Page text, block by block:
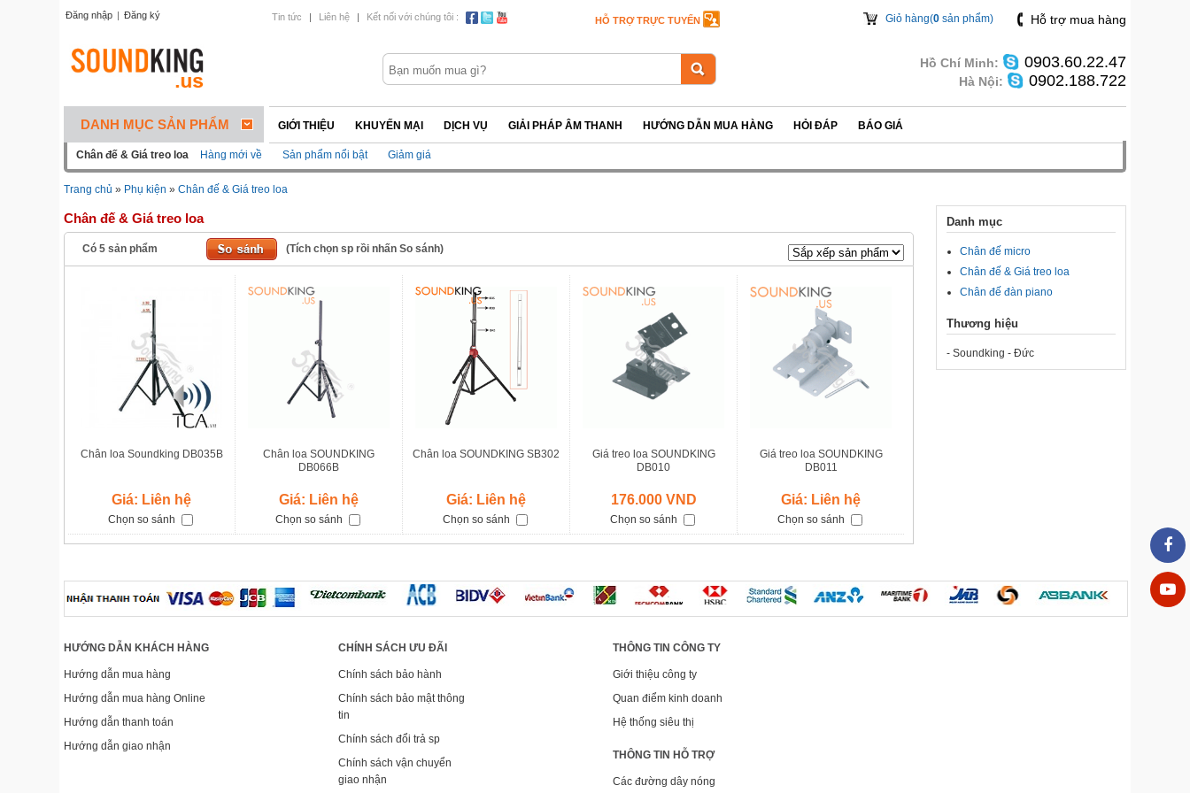
Đăng nhập | Đăng ký Tin tức | Liên hệ | Kết nối với chúng tôi : HỖ TRỢ TRỰC TUYẾN Hỗ trợ mua hàng
Hồ Chí Minh: 0903.60.22.47
Hà Nội: 0902.188.722
Giỏ hàng(0 sản phẩm)
DANH MỤC SẢN PHẨM GIỚI THIỆU KHUYẾN MẠI DỊCH VỤ GIẢI PHÁP ÂM THANH HƯỚNG DẪN MUA HÀNG HỎI ĐÁP BÁO GIÁ
Chân đế & Giá treo loa Hàng mới về Sản phẩm nổi bật Giảm giá
Trang chủ » Phụ kiện » Chân đế & Giá treo loa
Danh mục
Chân đế micro
Chân đế & Giá treo loa
Chân đế đàn piano
Thương hiệu
- Soundking - Đức
Chân đế & Giá treo loa
Có 5 sản phẩm (Tích chọn sp rồi nhấn So sánh)
Chân loa Soundking DB035B
Giá: Liên hệ
Chọn so sánh
Chân loa SOUNDKING
DB066B
Giá: Liên hệ
Chọn so sánh
Chân loa SOUNDKING SB302
Giá: Liên hệ
Chọn so sánh
Giá treo loa SOUNDKING
DB010
176.000 VND
Chọn so sánh
Giá treo loa SOUNDKING
DB011
Giá: Liên hệ
Chọn so sánh
HƯỚNG DẪN KHÁCH HÀNG
Hướng dẫn mua hàng
Hướng dẫn mua hàng Online
Hướng dẫn thanh toán
Hướng dẫn giao nhận
CHÍNH SÁCH ƯU ĐÃI
Chính sách bảo hành
Chính sách bảo mật thông
tin
Chính sách đổi trả sp
Chính sách vận chuyển
giao nhận
THÔNG TIN CÔNG TY
Giới thiệu công ty
Quan điểm kinh doanh
Hệ thống siêu thị
THÔNG TIN HỖ TRỢ
Các đường dây nóng